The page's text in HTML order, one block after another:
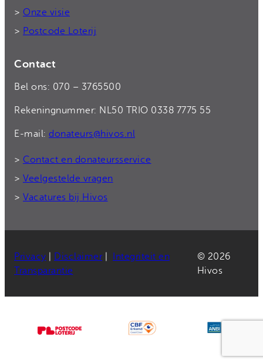
> Onze visie
> Postcode Loterij
Contact
Bel ons: 070 – 3765500
Rekeningnummer: NL50 TRIO 0338 7775 55
E-mail: donateurs@hivos.nl
> Contact en donateursservice
> Veelgestelde vragen
> Vacatures bij Hivos
Privacy Disclaimer|
Integriteit en
Transparantie
© 2026
Hivos